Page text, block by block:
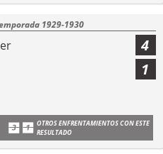
1929-1930
4
1
OTROS ENFRENTAMIENTOS CON ESTE
RESULTADO